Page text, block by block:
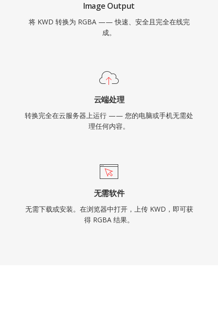
Image Output
将 KWD 转换为 RGBA —— 快速、安全且完全在线完
成。
云端处理
转换完全在云服务器上运行 —— 您的电脑或手机无需处
理任何内容。
无需软件
无需下载或安装。在浏览器中打开，上传 KWD，即可获
得 RGBA 结果。